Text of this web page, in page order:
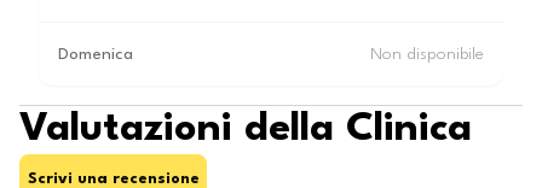
Domenica Non disponibile
Valutazioni della Clinica
Scrivi una recensione